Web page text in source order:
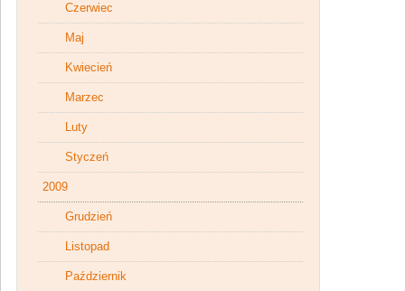
Czerwiec
Maj
Kwiecień
Marzec
Luty
Styczeń
2009
Grudzień
Listopad
Październik